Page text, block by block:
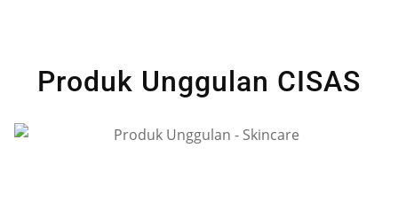
Produk Unggulan CISAS